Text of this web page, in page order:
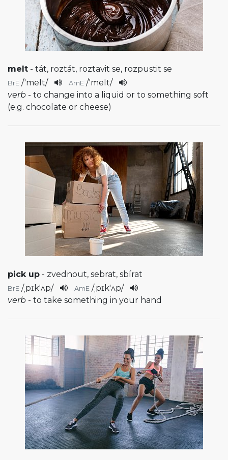
melt - tát, roztát, roztavit se, rozpustit se
BrE /'melt/ AmE /'melt/
verb - to change into a liquid or to something soft
(e.g. chocolate or cheese)
pick up - zvednout, sebrat, sbírat
BrE /ˌpɪk'ʌp/ AmE /ˌpɪk'ʌp/
verb - to take something in your hand